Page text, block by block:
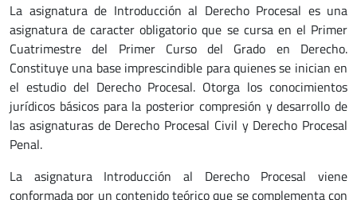
La asignatura de Introducción al Derecho Procesal es una
asignatura de caracter obligatorio que se cursa en el Primer
Cuatrimestre del Primer Curso del Grado en Derecho.
Constituye una base imprescindible para quienes se inician en
el estudio del Derecho Procesal. Otorga los conocimientos
jurídicos básicos para la posterior compresión y desarrollo de
las asignaturas de Derecho Procesal Civil y Derecho Procesal
Penal.
La asignatura Introducción al Derecho Procesal viene
conformada por un contenido teórico que se complementa con